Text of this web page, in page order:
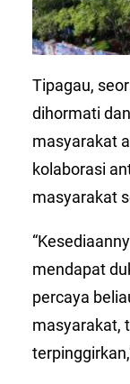
Tipagau,
dihormati
masyarakat
kolaborasi
masyarakat
mendapat
percaya
masyarakat,